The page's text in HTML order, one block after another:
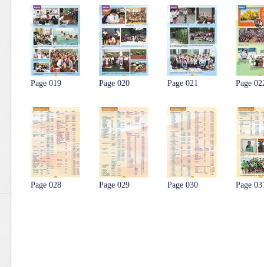
Page 019 Page 020 Page 021 Page
Page 028 Page 029 Page 030 Page